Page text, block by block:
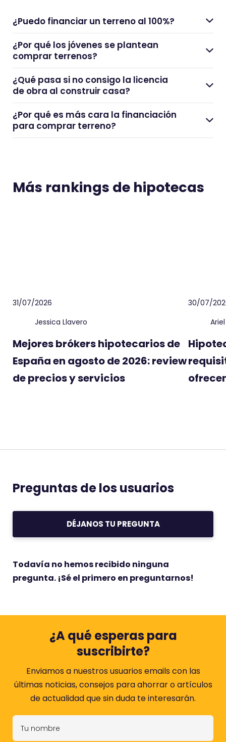
¿Puedo financiar un terreno al 100%?
¿Por qué los jóvenes se plantean
comprar terrenos?
¿Qué pasa si no consigo la licencia
de obra al construir casa?
¿Por qué es más cara la financiación
para comprar terreno?
Más rankings de hipotecas
31/07/2026
Jessica Llavero
Mejores brókers hipotecarios de
España en agosto de 2026: review
de precios y servicios
30/07/
Preguntas de los usuarios
DÉJANOS TU PREGUNTA
Todavía no hemos recibido ninguna
pregunta. ¡Sé el primero en preguntarnos!
¿A qué esperas para
suscribirte?
Enviamos a nuestros usuarios emails con las
últimas noticias, consejos para ahorrar o artículos
de actualidad que sin duda te interesarán.
T